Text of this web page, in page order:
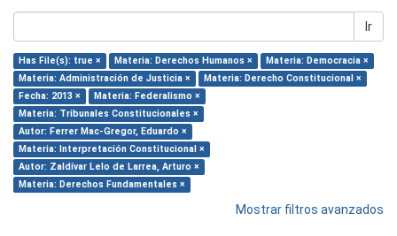
Ir
Has File(s): true × Materia: Derechos Humanos ×
Materia: Democracia ×
Materia: Administración de Justicia ×
Materia: Derecho Constitucional ×
Fecha: 2013 ×
Materia: Federalismo ×
Materia: Tribunales Constitucionales ×
Autor: Ferrer Mac-Gregor, Eduardo ×
Materia: Interpretación Constitucional ×
Autor: Zaldívar Lelo de Larrea, Arturo ×
Materia: Derechos Fundamentales ×
Mostrar filtros avanzados